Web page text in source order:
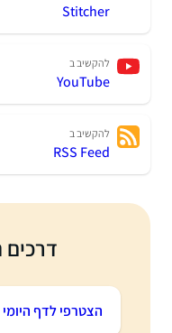
Stitcher
להקשיב ב
YouTube
להקשיב ב
RSS Feed
דרכים
הצטרפי לדף היומי